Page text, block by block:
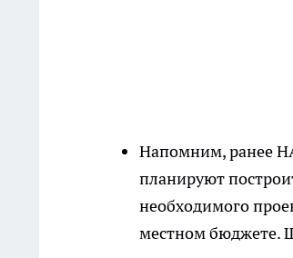
Напомним, ранее
планируют
необходимого
местном бюджете.